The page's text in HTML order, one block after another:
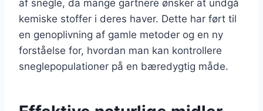
af snegle, da mange gartnere ønsker at undgå
kemiske stoffer i deres haver. Dette har ført til
en genoplivning af gamle metoder og en ny
forståelse for, hvordan man kan kontrollere
sneglepopulationer på en bæredygtig måde.